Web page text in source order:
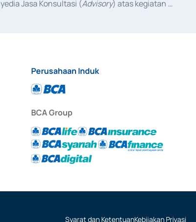
Jasa Konsultasi (Advisory) atas kegiatan
Perusahaan Induk
BCA Group
Syarat dan KetentuanKebijakan Privasi